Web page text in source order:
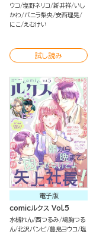
ウコ 塩野ネリコ 新井祥 いし
かわ
バニラ梨央 安西理晃
にこ
えむけい
試し読み
電子版
comicルクス Vol.5
水槻れん 西つるみ 鳩胸つる
ん 北沢バンビ 豊島ヨウコ 塩